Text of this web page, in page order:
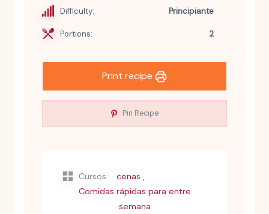
Difficulty: Principiante
Portions: 2
Print recipe
Pin Recipe
Cursos: cenas ,
Comidas rápidas para entre
semana